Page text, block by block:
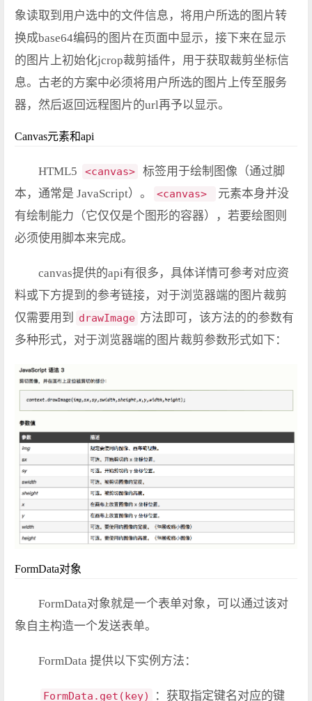
象读取到用户选中的文件信息，将用户所选的图片转
换成base64编码的图片在页面中显示，接下来在显示
的图片上初始化jcrop裁剪插件，用于获取裁剪坐标信
息。古老的方案中必须将用户所选的图片上传至服务
器，然后返回远程图片的url再予以显示。
Canvas元素和api
HTML5 <canvas>
标签用于绘制图像（通过脚
本，通常是 JavaScript）。
<canvas>
元素本身并没
有绘制能力（它仅仅是个图形的容器），若要绘图则
必须使用脚本来完成。
canvas提供的api有很多，具体详情可参考对应资
料或下方提到的参考链接，对于浏览器端的图片裁剪
仅需要用到
drawImage 方法即可，该方法的的参数有
多种形式，对于浏览器端的图片裁剪参数形式如下：
FormData对象
FormData对象就是一个表单对象，可以通过该对
象自主构造一个发送表单。
FormData 提供以下实例方法：
FormData.get(key) ：获取指定键名对应的键